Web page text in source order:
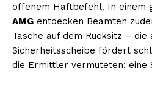
offenem Haftbefehl. In einem
AMG entdecken Beamten
Tasche auf dem Rücksitz –
Sicherheitsscheibe fördert
die Ermittler vermuteten: eine